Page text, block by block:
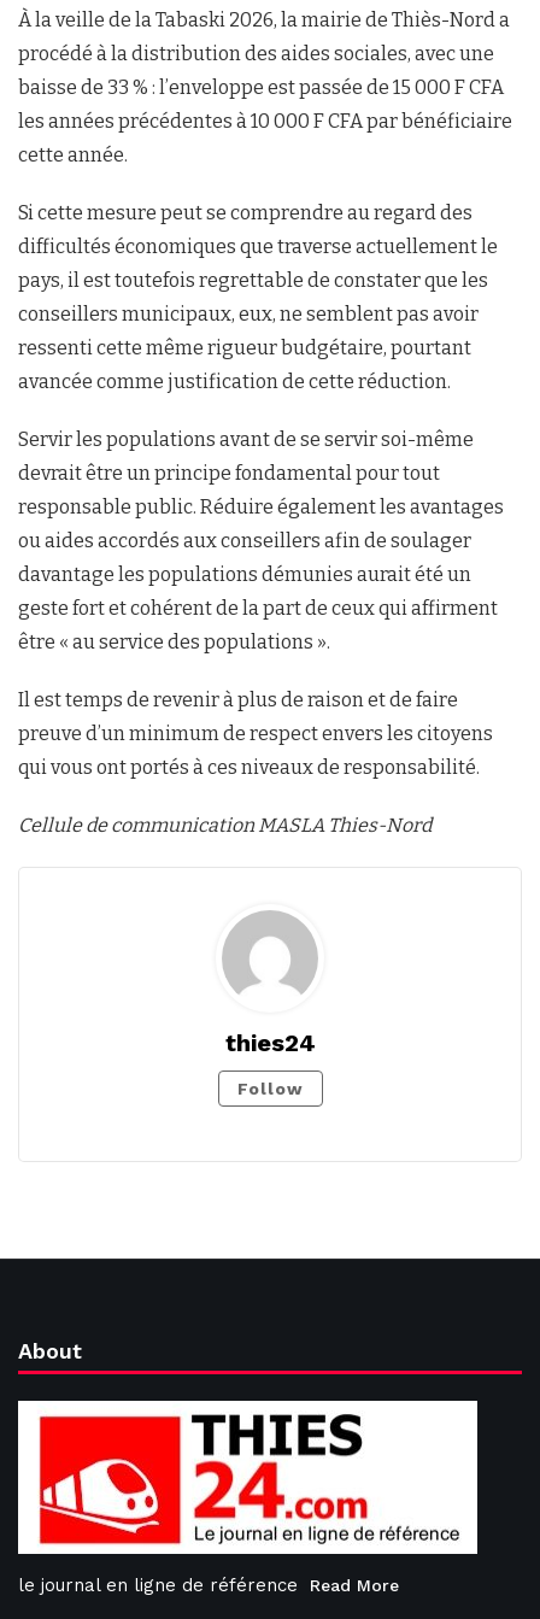
À la veille de la Tabaski 2026, la mairie de Thiès-Nord a
procédé à la distribution des aides sociales, avec une
baisse de 33 % : l’enveloppe est passée de 15 000 F CFA
les années précédentes à 10 000 F CFA par bénéficiaire
cette année.
Si cette mesure peut se comprendre au regard des
difficultés économiques que traverse actuellement le
pays, il est toutefois regrettable de constater que les
conseillers municipaux, eux, ne semblent pas avoir
ressenti cette même rigueur budgétaire, pourtant
avancée comme justification de cette réduction.
Servir les populations avant de se servir soi-même
devrait être un principe fondamental pour tout
responsable public. Réduire également les avantages
ou aides accordés aux conseillers afin de soulager
davantage les populations démunies aurait été un
geste fort et cohérent de la part de ceux qui affirment
être « au service des populations ».
Il est temps de revenir à plus de raison et de faire
preuve d’un minimum de respect envers les citoyens
qui vous ont portés à ces niveaux de responsabilité.
Cellule de communication MASLA Thies-Nord
thies24
Follow
About
le journal en ligne de référence Read More